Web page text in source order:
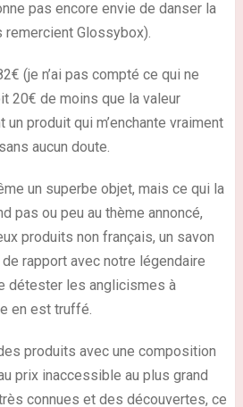
pas encore envie de danser la
Glossybox).
(je n’ai pas compté ce qui ne
20€ de moins que la valeur
produit qui m’enchante vraiment
aucun doute.
un superbe objet, mais ce qui la
pas ou peu au thème annoncé,
produits non français, un savon
rapport avec notre légendaire
détester les anglicismes à
en est truffé.
produits avec une composition
prix inaccessible au plus grand
connues et des découvertes, ce